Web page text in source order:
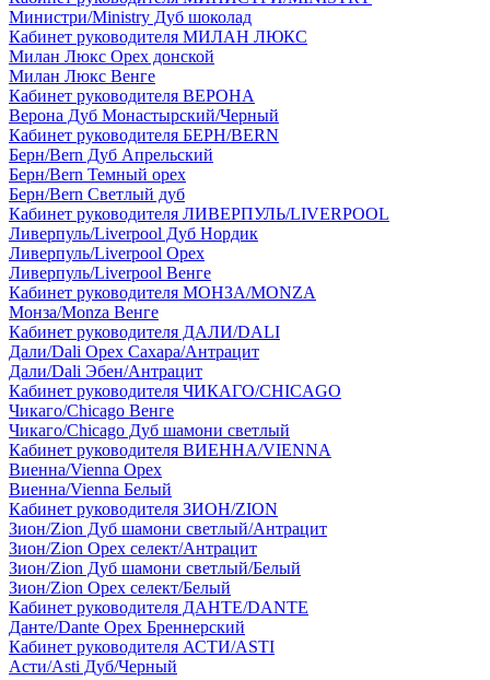
Министри/Ministry Дуб шоколад
Кабинет руководителя МИЛАН ЛЮКС
Милан Люкс Орех донской
Милан Люкс Венге
Кабинет руководителя ВЕРОНА
Верона Дуб Монастырский/Черный
Кабинет руководителя БЕРН/BERN
Берн/Bern Дуб Апрельский
Берн/Bern Темный орех
Берн/Bern Светлый дуб
Кабинет руководителя ЛИВЕРПУЛЬ/LIVERPOOL
Ливерпуль/Liverpool Дуб Нордик
Ливерпуль/Liverpool Орех
Ливерпуль/Liverpool Венге
Кабинет руководителя МОНЗА/MONZA
Монза/Monza Венге
Кабинет руководителя ДАЛИ/DALI
Дали/Dali Орех Cахара/Антрацит
Дали/Dali Эбен/Антрацит
Кабинет руководителя ЧИКАГО/CHICAGO
Чикаго/Chicago Венге
Чикаго/Chicago Дуб шамони светлый
Кабинет руководителя ВИЕННА/VIENNA
Виенна/Vienna Орех
Виенна/Vienna Белый
Кабинет руководителя ЗИОН/ZION
Зион/Zion Дуб шамони светлый/Антрацит
Зион/Zion Орех селект/Антрацит
Зион/Zion Дуб шамони светлый/Белый
Зион/Zion Орех селект/Белый
Кабинет руководителя ДАНТЕ/DANTE
Данте/Dante Орех Бреннерский
Кабинет руководителя АСТИ/ASTI
Асти/Asti Дуб/Черный